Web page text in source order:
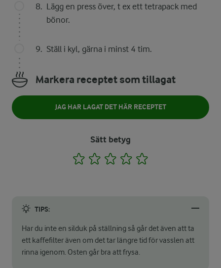
Lägg en press över, t ex ett tetrapack med
bönor.
Ställ i kyl, gärna i minst 4 tim.
Markera receptet som tillagat
JAG HAR LAGAT DET HÄR RECEPTET
Sätt betyg
1 2 3 4
TIPS:
Har du inte en silduk på ställning så går det även att ta
ett kaffefilter även om det tar längre tid för vasslen att
rinna igenom. Osten går bra att frysa.